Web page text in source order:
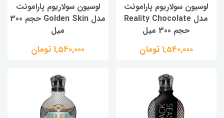
لوسیون سولاریوم پارامونت
مدل Reality Chocolate
حجم 300 میل
1,540,000 تومان
لوسیون سولاریوم پارامونت
مدل Golden Skin حجم 300
میل
1,540,000 تومان